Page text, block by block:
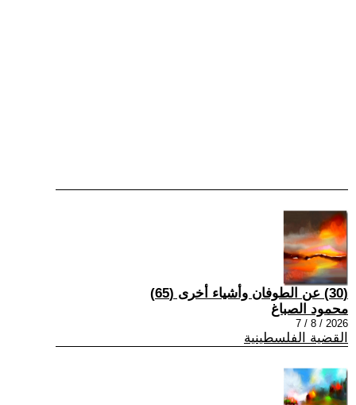
(30) عن الطوفان وأشياء أخرى (65)
محمود الصباغ
2026 / 8 / 7
القضية الفلسطينية